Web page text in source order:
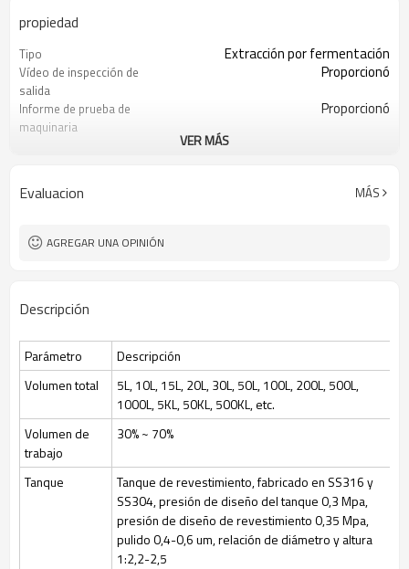
propiedad
Tipo Extracción por fermentación
Vídeo de inspección de
salida
Proporcionó
Informe de prueba de
maquinaria
Proporcionó
Peso 400
Calificación automática
Condición
Modelo
Volumen de trabajo 30% ~ 70%
Esterilización
Esterilización en el lugar (SIP), control
automático por programa
VER MÁS
Evaluacion MÁS
AGREGAR UNA OPINIÓN
Descripción
Parámetro
Descripción
Volumen total
5L, 10L, 15L, 20L, 30L, 50L, 100L, 200L, 500L,
1000L, 5KL, 50KL, 500KL, etc.
Volumen de
trabajo
30% ~ 70%
Tanque
Tanque de revestimiento, fabricado en SS316 y
SS304, presión de diseño del tanque 0,3 Mpa,
presión de diseño de revestimiento 0,35 Mpa,
pulido 0,4-0,6 um, relación de diámetro y altura
1:2,2-2,5